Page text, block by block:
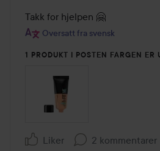
Takk for hjelpen 🤗
Oversatt fra svensk
1 PRODUKT I POSTEN FARGEN ER
Liker 2 kommentarer